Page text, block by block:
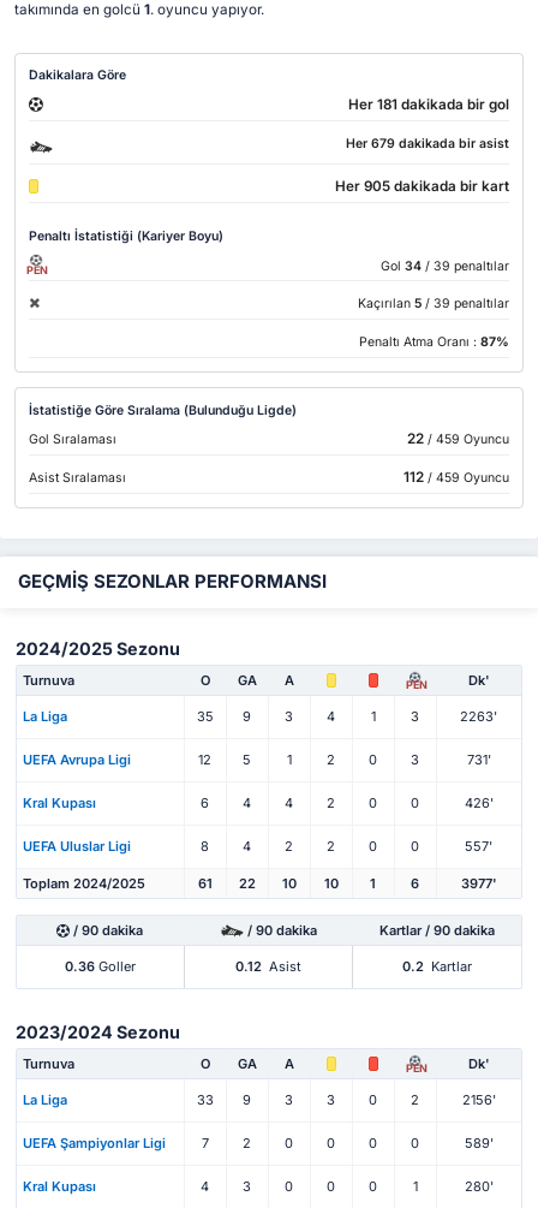
takımında en golcü 1. oyuncu yapıyor.
Dakikalara Göre
Her 181 dakikada bir gol
Her 679 dakikada bir asist
Her 905 dakikada bir kart
Penaltı İstatistiği (Kariyer Boyu)
PEN Gol 34 / 39 penaltılar
Kaçırılan 5 / 39 penaltılar
Penaltı Atma Oranı : 87%
İstatistiğe Göre Sıralama (Bulunduğu Ligde)
Gol Sıralaması
22/ 459 Oyuncu
Asist Sıralaması 112/ 459 Oyuncu
GEÇMİŞ SEZONLAR PERFORMANSI
2024/2025 Sezonu
Turnuva O GA A PEN Dk'
La Liga 35 9 3 4 1 3 2263'
UEFA Avrupa Ligi 12 5 1 2 0 3 731'
Kral Kupası 6 4 4 2 0 0 426'
UEFA Uluslar Ligi 8 4 2 2 0 0 557'
Toplam 2024/2025 61 22 10 10 1 6 3977'
/ 90 dakika / 90 dakika Kartlar / 90 dakika
0.36Goller 0.12 Asist 0.2 Kartlar
2023/2024 Sezonu
Turnuva O GA A PEN Dk'
La Liga 33 9 3 3 0 2 2156'
UEFA Şampiyonlar Ligi 7 2 0 0 0 0 589'
Kral Kupası 4 3 0 0 0 1 280'